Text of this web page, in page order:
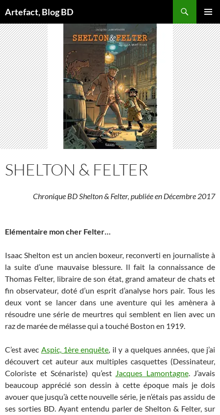
au
contenu
Artefact, Blog BD
MENU
SHELTON & FELTER
Chronique BD Shelton & Felter, publiée en Décembre 2017
Elémentaire mon cher Felter…
Isaac Shelton est un ancien boxeur, reconverti en journaliste à
la suite d’une mauvaise blessure. Il fait la connaissance de
Thomas Felter, libraire de son état, grand amateur de chats et
fin observateur, doté d’un esprit d’analyse hors pair. Tous les
deux vont se lancer dans une aventure qui les amènera à
résoudre une série de meurtres qui semblent en lien avec un
raz de marée de mélasse qui a touché Boston en 1919.
C’est avec Aspic, 1ère enquête, il y a quelques années, que j’ai
découvert cet auteur aux multiples casquettes (Dessinateur,
Coloriste et Scénariste) qu’est Jacques Lamontagne. J’avais
beaucoup apprécié son dessin à cette époque mais je dois
avouer que jusqu’à cette nouvelle série, je n’étais pas assidu de
ses sorties BD. Ayant entendu parler de Shelton & Felter, sur